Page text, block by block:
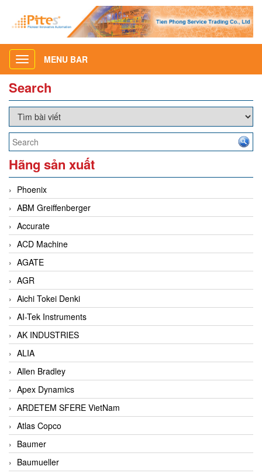
Toggle
navigation
MENU BAR
Search
Hãng sản xuất
Phoenix
ABM Greiffenberger
Accurate
ACD Machine
AGATE
AGR
Aichi Tokei Denki
AI-Tek Instruments
AK INDUSTRIES
ALIA
Allen Bradley
Apex Dynamics
ARDETEM SFERE VietNam
Atlas Copco
Baumer
Baumueller